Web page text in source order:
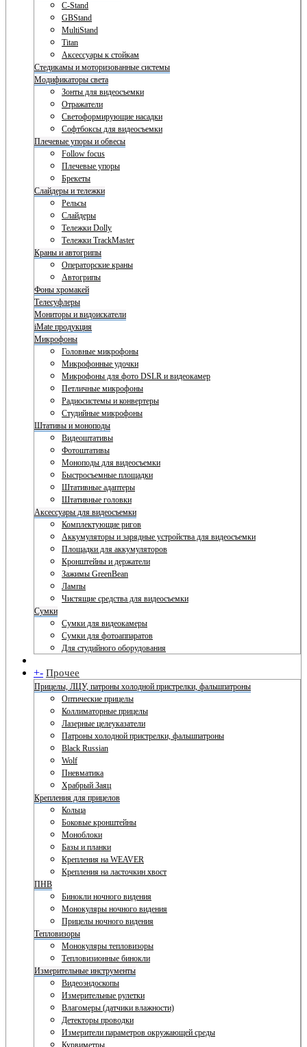
C-Stand
GBStand
MultiStand
Titan
Аксессуары к стойкам
Стедикамы и моторизованные системы
Модификаторы света
Зонты для видеосъемки
Отражатели
Светоформирующие насадки
Софтбоксы для видеосъемки
Плечевые упоры и обвесы
Follow focus
Плечевые упоры
Брекеты
Слайдеры и тележки
Рельсы
Слайдеры
Тележки Dolly
Тележки TrackMaster
Краны и автогрипы
Операторские краны
Автогрипы
Фоны хромакей
Телесуфлеры
Мониторы и видоискатели
iMate продукция
Микрофоны
Головные микрофоны
Микрофонные удочки
Микрофоны для фото DSLR и видеокамер
Петличные микрофоны
Радиосистемы и конвертеры
Студийные микрофоны
Штативы и моноподы
Видеоштативы
Фотоштативы
Моноподы для видеосъемки
Быстросъемные площадки
Штативные адаптеры
Штативные головки
Аксессуары для видеосъемки
Комплектующие ригов
Аккумуляторы и зарядные устройства для видеосъемки
Площадки для аккумуляторов
Кронштейны и держатели
Зажимы GreenBean
Лампы
Чистящие средства для видеосъемки
Сумки
Сумки для видеокамеры
Сумки для фотоаппаратов
Для студийного оборудования
+- Прочее
Прицелы, ЛЦУ, патроны холодной пристрелки, фальшпатроны
Оптические прицелы
Коллиматорные прицелы
Лазерные целеуказатели
Патроны холодной пристрелки, фальшпатроны
Black Russian
Wolf
Пневматика
Храбрый Заяц
Крепления для прицелов
Кольца
Боковые кронштейны
Моноблоки
Базы и планки
Крепления на WEAVER
Крепления на ласточкин хвост
ПНВ
Бинокли ночного видения
Монокуляры ночного видения
Прицелы ночного видения
Тепловизоры
Монокуляры тепловизоры
Тепловизионные бинокли
Измерительные инструменты
Видеоэндоскопы
Измерительные рулетки
Влагомеры (датчики влажности)
Детекторы проводки
Измерители параметров окружающей среды
Курвиметры